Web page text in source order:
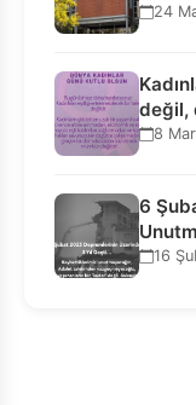
24
değil,
8
6
16